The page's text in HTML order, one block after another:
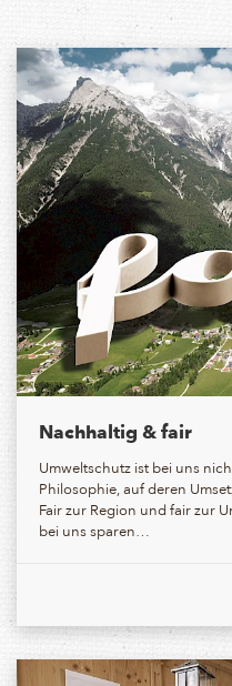
Nachhaltig & fair
Umweltschutz ist bei uns
Philosophie, auf deren
Fair zur Region und fair zur
bei uns sparen…